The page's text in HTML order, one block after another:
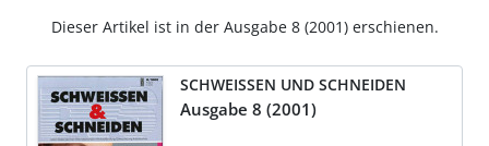
Dieser Artikel ist in der Ausgabe 8 (2001) erschienen.
SCHWEISSEN UND SCHNEIDEN
Ausgabe 8 (2001)